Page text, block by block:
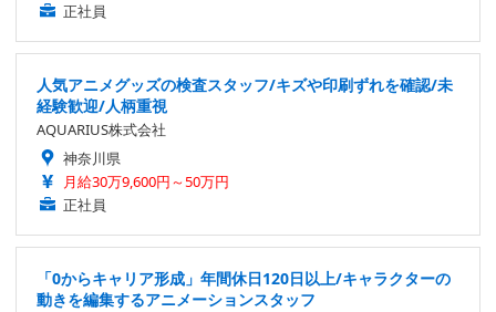
正社員
人気アニメグッズの検査スタッフ/キズや印刷ずれを確認/未
経験歓迎/人柄重視
AQUARIUS株式会社
神奈川県
月給30万9,600円～50万円
正社員
「0からキャリア形成」年間休日120日以上/キャラクターの
動きを編集するアニメーションスタッフ